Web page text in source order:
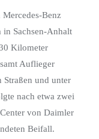
Benz
in Sachsen-Anhalt
Kilometer
Auflieger
und unter
nach etwa zwei
von Daimler
Beifall.